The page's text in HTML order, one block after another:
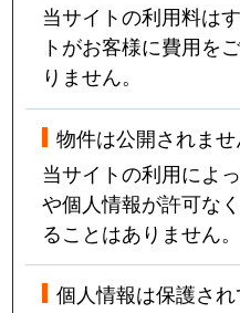
当サイトの利用料は
トがお客様に費用を
りません。
物件は公開されませ
当サイトの利用によ
や個人情報が許可な
ることはありません。
個人情報は保護さ